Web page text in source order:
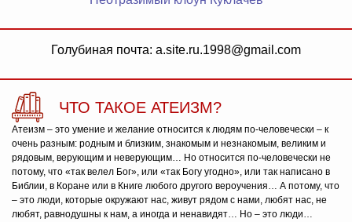
Голубиная почта: a.site.ru.1998@gmail.com
ЧТО ТАКОЕ АТЕИЗМ?
Атеизм – это умение и желание относится к людям по-человечески – к
очень разным: родным и близким, знакомым и незнакомым, великим и
рядовым, верующим и неверующим… Но относится по-человечески не
потому, что «так велел Бог», или «так Богу угодно», или так написано в
Библии, в Коране или в Книге любого другого вероучения… А потому, что
– это люди, которые окружают нас, живут рядом с нами, любят нас, не
любят, равнодушны к нам, а иногда и ненавидят… Но – это люди…